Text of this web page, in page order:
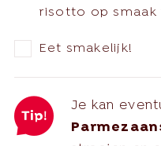
risotto op smaak
Eet smakelijk!
Je kan